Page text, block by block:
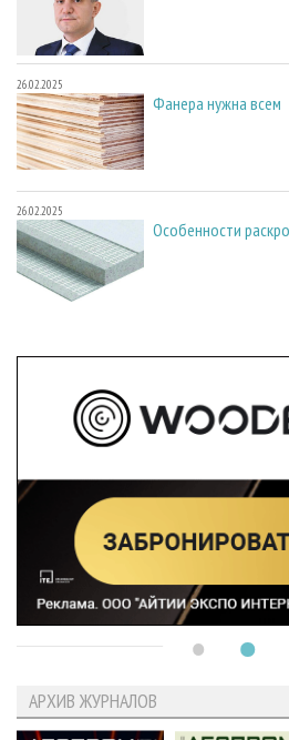
26.02.2025
Фанера нужна всем
26.02.2025
Особенности
АРХИВ ЖУРНАЛОВ